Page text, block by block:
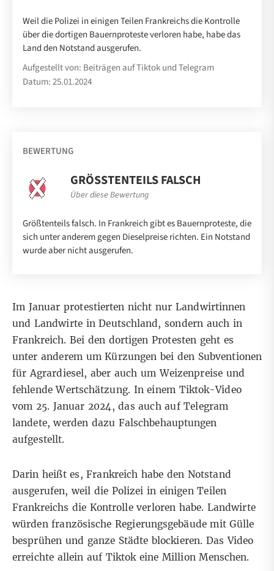
Weil die Polizei in einigen Teilen Frankreichs die Kontrolle
über die dortigen Bauernproteste verloren habe, habe das
Land den Notstand ausgerufen.
Aufgestellt von: Beiträgen auf Tiktok und Telegram
Datum: 25.01.2024
BEWERTUNG
GRÖSSTENTEILS FALSCH
Über diese Bewertung
Größtenteils falsch. In Frankreich gibt es Bauernproteste, die
sich unter anderem gegen Dieselpreise richten. Ein Notstand
wurde aber nicht ausgerufen.
Im Januar protestierten nicht nur Landwirtinnen
und Landwirte in Deutschland, sondern auch in
Frankreich. Bei den dortigen Protesten geht es
unter anderem um Kürzungen bei den Subventionen
fürAgrardiesel, aber auch um Weizenpreise und
fehlende Wertschätzung. In einem Tiktok-Video
vom 25. Januar 2024, das auch aufTelegram
landete, werden dazu Falschbehauptungen
aufgestellt.
Darin heißt es, Frankreich habe den Notstand
ausgerufen, weil die Polizei in einigen Teilen
Frankreichs die Kontrolle verloren habe. Landwirte
würden französische Regierungsgebäude mit Gülle
besprühen und ganze Städte blockieren. Das Video
erreichte allein auf Tiktok eine Million Menschen.